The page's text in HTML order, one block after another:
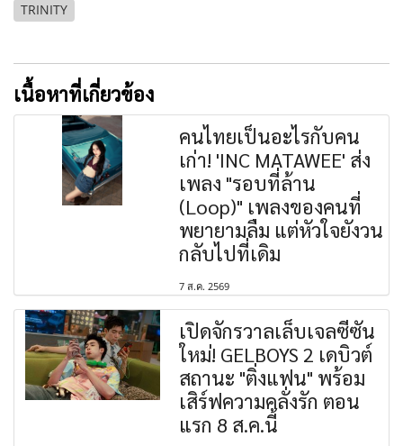
TRINITY
เนื้อหาที่เกี่ยวข้อง
คนไทยเป็นอะไรกับคน
เก่า! 'INC MATAWEE' ส่ง
เพลง "รอบที่ล้าน
(Loop)" เพลงของคนที่
พยายามลืม แต่หัวใจยังวน
กลับไปที่เดิม
7 ส.ค. 2569
เปิดจักรวาลเล็บเจลซีซัน
ใหม่! GELBOYS 2 เดบิวต์
สถานะ "ติ่งแฟน" พร้อม
เสิร์ฟความคลั่งรัก ตอน
แรก 8 ส.ค.นี้